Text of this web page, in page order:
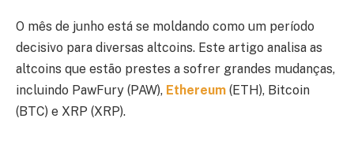
O mês de junho está se moldando como um período
decisivo para diversas altcoins. Este artigo analisa as
altcoins que estão prestes a sofrer grandes mudanças,
incluindo PawFury (PAW), Ethereum (ETH), Bitcoin
(BTC) e XRP (XRP).